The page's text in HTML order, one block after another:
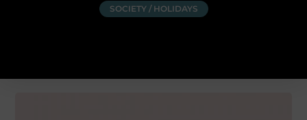
SOCIETY / HOLIDAYS